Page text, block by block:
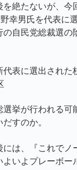
絶たないが、今
幸男氏を代表に
の自民党総裁選
代表に選出され
挙が行われる可
すのか。
は、『これでノ
よいよプレーボ